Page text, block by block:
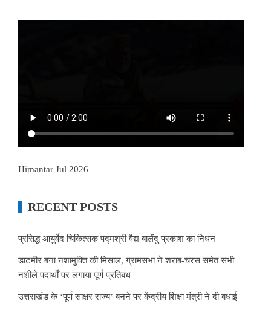
Himantar Jul 2026
RECENT POSTS
प्रसिद्ध आयुर्वेद चिकित्सक पद्मश्री वैद्य बालेंदु प्रकाश का निधन
डाटमीर बना नशामुक्ति की मिसाल, ग्रामसभा ने शराब-चरस समेत सभी
नशीले पदार्थों पर लगाया पूर्ण प्रतिबंध
उत्तराखंड के ‘पूर्ण साक्षर राज्य’ बनने पर केंद्रीय शिक्षा मंत्री ने दी बधाई